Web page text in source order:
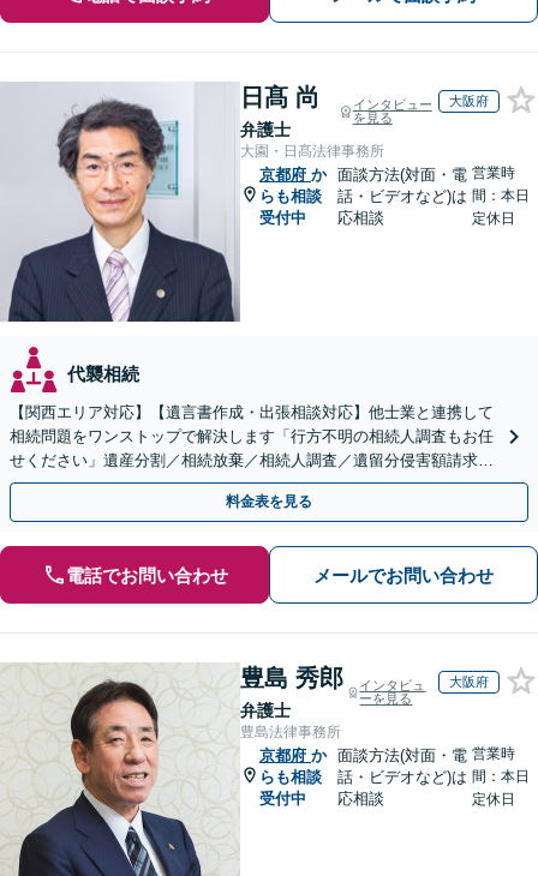
日髙 尚
弁護士
インタビュー
を見る
大阪府
大園・日髙法律事務所
京都府 か
らも相談
受付中
面談方法(対面・電
話・ビデオなど)は
応相談
営業時
間：本日
定休日
代襲相続
【関西エリア対応】【遺言書作成・出張相談対応】他士業と連携して
相続問題をワンストップで解決します「行方不明の相続人調査もお任
せください」遺産分割／相続放棄／相続人調査／遺留分侵害額請求／
登記など【休日・夜間面談可】【分割払い対応】
料金表を見る
電話でお問い合わせ メールでお問い合わせ
豊島 秀郎
弁護士
インタビュ
ーを見る
大阪府
豊島法律事務所
京都府 か
らも相談
受付中
面談方法(対面・電
話・ビデオなど)は
応相談
営業時
間：本日
定休日